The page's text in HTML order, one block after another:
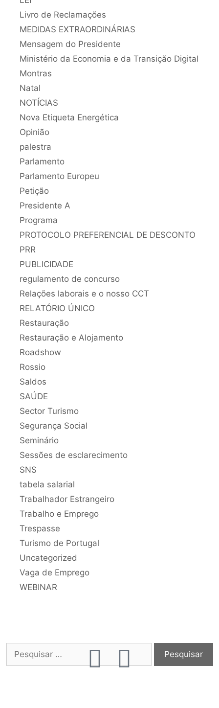
Livro de Reclamações
MEDIDAS EXTRAORDINÁRIAS
Mensagem do Presidente
Ministério da Economia e da Transição Digital
Montras
Natal
NOTÍCIAS
Nova Etiqueta Energética
Opinião
palestra
Parlamento
Parlamento Europeu
Petição
Presidente A
Programa
PROTOCOLO PREFERENCIAL DE DESCONTO
PRR
PUBLICIDADE
regulamento de concurso
Relações laborais e o nosso CCT
RELATÓRIO ÚNICO
Restauração
Restauração e Alojamento
Roadshow
Rossio
Saldos
SAÚDE
Sector Turismo
Segurança Social
Seminário
Sessões de esclarecimento
SNS
tabela salarial
Trabalhador Estrangeiro
Trabalho e Emprego
Trespasse
Turismo de Portugal
Uncategorized
Vaga de Emprego
WEBINAR